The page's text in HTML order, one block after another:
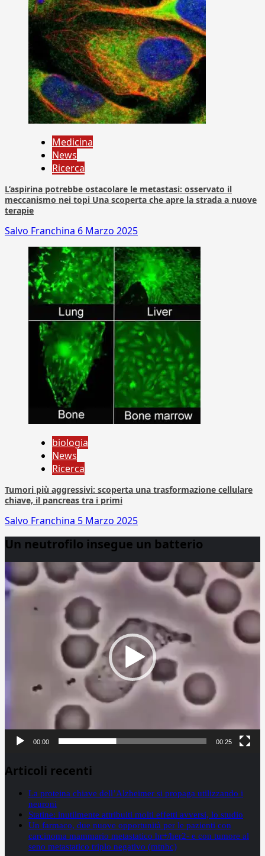
Medicina
News
Ricerca
L’aspirina potrebbe ostacolare le metastasi: osservato il
meccanismo nei topi Una scoperta che apre la strada a nuove
terapie
Salvo Franchina 6 Marzo 2025
biologia
News
Ricerca
Tumori più aggressivi: scoperta una trasformazione cellulare
chiave, il pancreas tra i primi
Salvo Franchina 5 Marzo 2025
Un neutrofilo insegue un batterio
Player
00:00 00:25
Articoli recenti
La proteina chiave dell’Alzheimer si propaga utilizzando i
neuroni
Statine: inutilmente attribuiti molti effetti avversi, lo studio
Un farmaco, due nuove opportunità per le pazienti con
carcinoma mammario metastatico hr+/her2- e con tumore al
seno metastatico triplo negativo (mtnbc)